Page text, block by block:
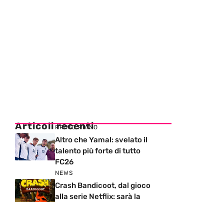
Articoli recenti
PRIMO PIANO
Altro che Yamal: svelato il
talento più forte di tutto
FC26
NEWS
Crash Bandicoot, dal gioco
alla serie Netflix: sarà la